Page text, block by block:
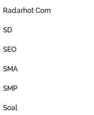
Radarhot Com
SD
SEO
SMA
SMP
Soal